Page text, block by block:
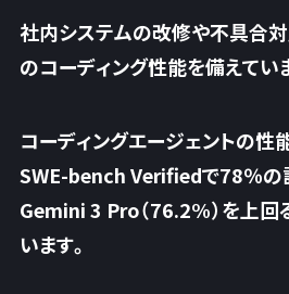
社内システムの改修や不具合
のコーディング性能を備えてい
コーディングエージェントの性
SWE-bench Verifiedで78％の
Gemini 3 Pro（76.2%）を上回
います。